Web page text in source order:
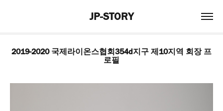
JP-STORY
2019-2020 국제라이온스협회354d지구 제10지역 회장 프
로필